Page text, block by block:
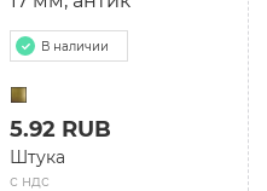
В наличии
с ндс
5.92 RUB
Штука